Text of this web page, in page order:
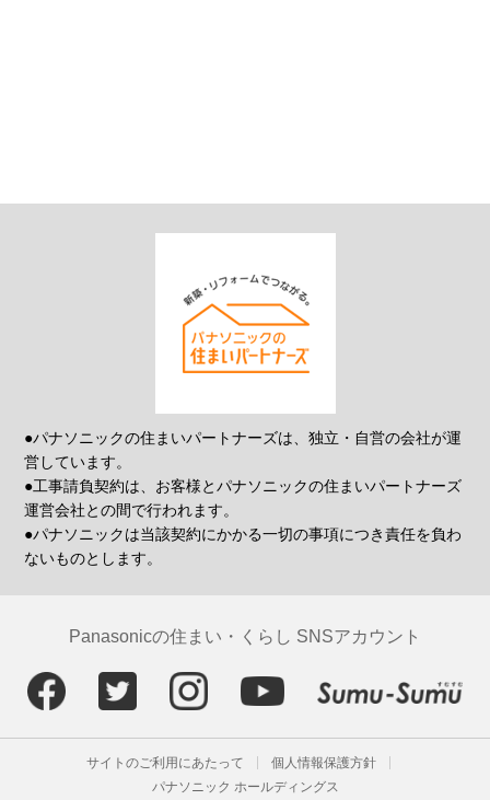
●パナソニックの住まいパートナーズは、独立・自営の会社が運
営しています。
●工事請負契約は、お客様とパナソニックの住まいパートナーズ
運営会社との間で行われます。
●パナソニックは当該契約にかかる一切の事項につき責任を負わ
ないものとします。
Panasonicの住まい・くらし SNSアカウント
サイトのご利用にあたって
個人情報保護方針
パナソニック ホールディングス